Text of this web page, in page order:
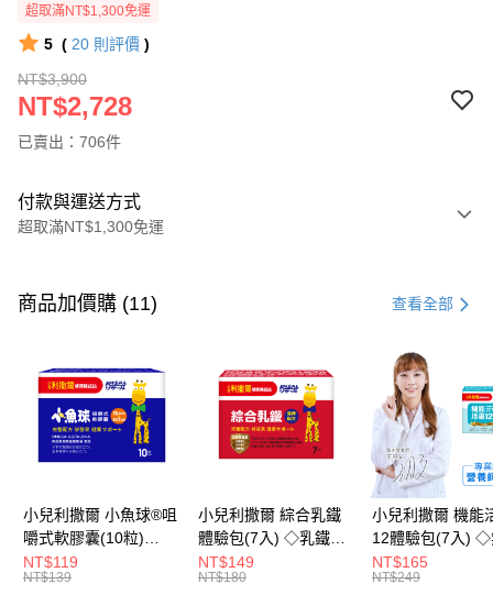
超取滿NT$1,300免運
5 ( 20 則評價 )
NT$3,900
NT$2,728
已賣出：706件
付款與運送方式
超取滿NT$1,300免運
信用卡一次付款
LINE Pay
Apple Pay
街口支付
悠遊付
Google Pay
全盈+PAY
商品加價購 (11) 查看全部
小兒利撒爾 小魚球®咀
嚼式軟膠囊(10粒)
◇OMEGA-
3(EPA+DHA)+rTG型魚
NT$119
NT$139
小兒利撒爾 綜合乳鐵
體驗包(7入) ◇乳鐵蛋
白+藻精蛋白+DHA藻
油+專利大豆卵磷脂 成
NT$149
NT$180
小兒利撒爾 機能
12體驗包(7入) ◇
糖添加◇
NT$165
NT$249